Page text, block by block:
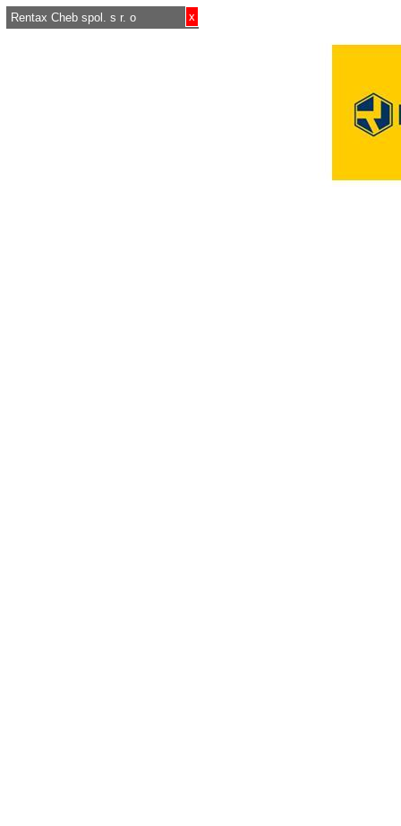
x
Rentax Cheb spol. s r. o